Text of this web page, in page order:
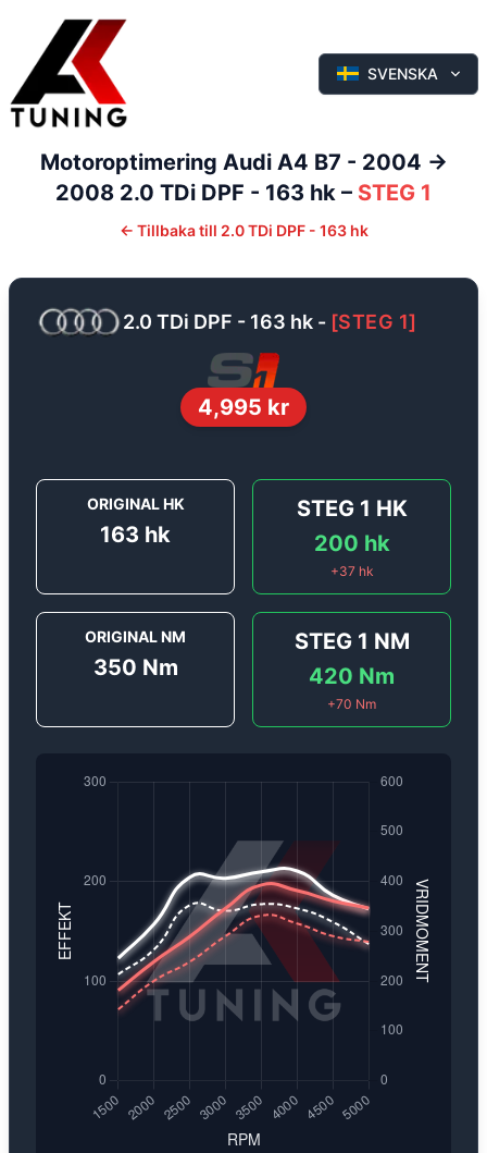
SVENSKA
Motoroptimering Audi A4 B7 - 2004 ->
2008 2.0 TDi DPF - 163 hk – STEG 1
← Tillbaka till 2.0 TDi DPF - 163 hk
2.0 TDi DPF - 163 hk - [STEG 1]
4,995 kr
ORIGINAL HK
163 hk
STEG 1 HK
200 hk
+37hk
ORIGINAL NM
350 Nm
STEG 1 NM
420 Nm
+70 Nm